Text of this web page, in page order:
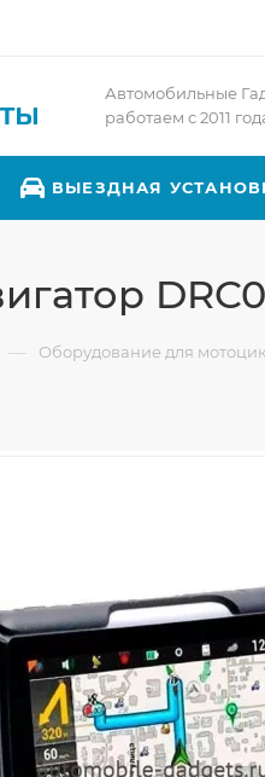
Автомобильные
работаем с 2011
ВЫЕЗДНАЯ
— Оборудование для